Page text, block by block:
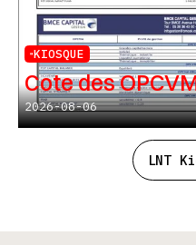
KIOSQUE
Cote des
2026-08-06
LNT